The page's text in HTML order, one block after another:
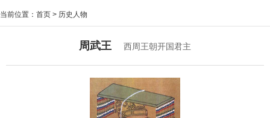
当前位置： 首页 > 历史人物
周武王 西周王朝开国君主